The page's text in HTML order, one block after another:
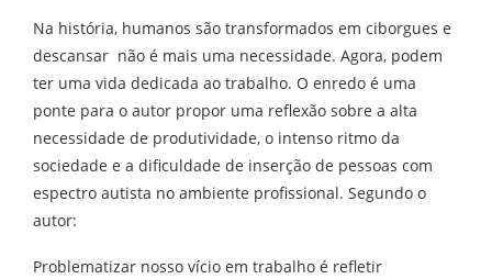
Na história, humanos são transformados em ciborgues e
descansar não é mais uma necessidade. Agora, podem
ter uma vida dedicada ao trabalho. O enredo é uma
ponte para o autor propor uma reflexão sobre a alta
necessidade de produtividade, o intenso ritmo da
sociedade e a dificuldade de inserção de pessoas com
espectro autista no ambiente profissional. Segundo o
autor:
Problematizar nosso vício em trabalho é refletir